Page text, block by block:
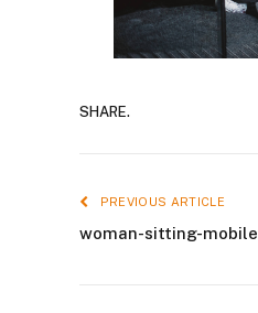
SHARE.
PREVIOUS ARTICLE
woman-sitting-mobile